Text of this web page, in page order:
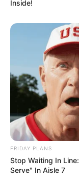
Inside!
FRIDAY PLANS
Stop Waiting In
Serve" In Aisle 7